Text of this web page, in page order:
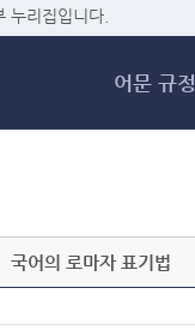
누리집입니다.
어문 규정
국어의 로마자 표기법